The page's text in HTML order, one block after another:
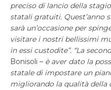
preciso di lancio della
statali gratuiti. Quest’anno
sarà un’occasione per
visitare i nostri bellissimi
in essi custodite”. “La
Bonisoli – è aver dato la
statale di impostare un
migliorando la qualità della